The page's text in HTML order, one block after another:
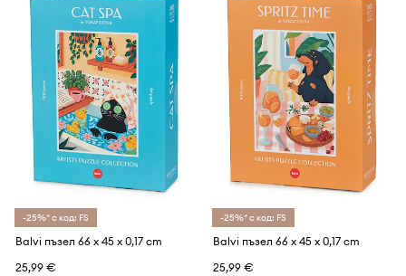
-25%* с код: FS
Balvi пъзел 66 x 45 x 0,17 cm
25,99 €
-25%* с код: FS
Balvi пъзел 66 x 45 x 0,17 cm
25,99 €